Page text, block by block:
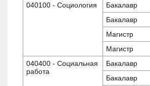
040100 - Социология Бакалавр
Бакалавр
Магистр
Магистр
040400 - Социальная
работа
Бакалавр
Бакалавр